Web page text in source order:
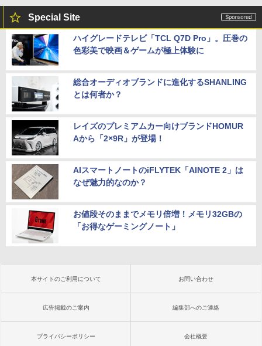
Special Site
ハイグレードテレビ「TCL Q7D Pro」。圧巻の
色彩美で映画＆ゲームが極上体験に
総合オーディオブランドに進化するSHANLING
とは何者か？
レイズのプレミアムカー向けブランドHOMUR
Aから「2×9R」が登場！
AIスマートノートのiFLYTEK「AINOTE 2」は
なぜ魅力的なのか？
お値段そのままでメモリ倍増！メモリ32GBの
「お得なゲーミングノート」
本サイトのご利用について お問い合わせ
広告掲載のご案内 編集部へのご連絡
プライバシーポリシー 会社概要